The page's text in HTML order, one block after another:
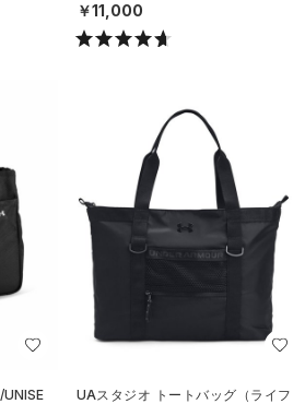
￥11,000
UAスタジオ トートバッグ（ライフ